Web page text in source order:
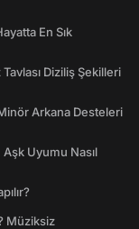
En Sık
Tavlası Diziliş Şekilleri
Arkana Desteleri
Uyumu Nasıl
Müziksiz